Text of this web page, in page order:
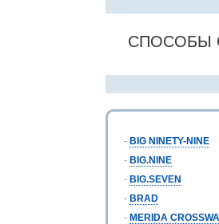
СПОСОБЫ
- BIG NINETY-NINE
- BIG.NINE
- BIG.SEVEN
- BRAD
- MERIDA